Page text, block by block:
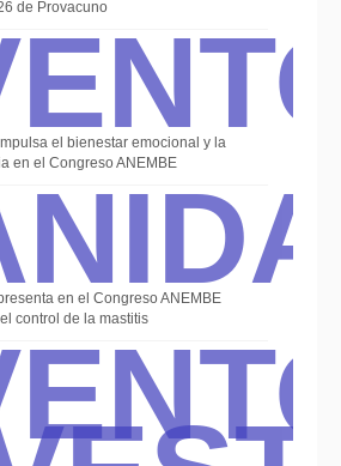
de Provacuno
el bienestar emocional y la
en el Congreso ANEMBE
en el Congreso ANEMBE
control de la mastitis